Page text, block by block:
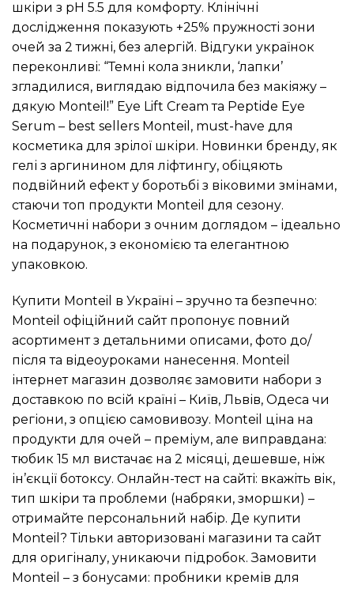
шкіри з pH 5.5 для комфорту. Клінічні
дослідження показують +25% пружності зони
очей за 2 тижні, без алергій. Відгуки українок
переконливі: “Темні кола зникли, ‘лапки’
згладилися, виглядаю відпочила без макіяжу –
дякую Monteil!” Eye Lift Cream та Peptide Eye
Serum – best sellers Monteil, must-have для
косметика для зрілої шкіри. Новинки бренду, як
гелі з аргинином для ліфтингу, обіцяють
подвійний ефект у боротьбі з віковими змінами,
стаючи топ продукти Monteil для сезону.
Косметичні набори з очним доглядом – ідеально
на подарунок, з економією та елегантною
упаковкою.
Купити Monteil в Україні – зручно та безпечно:
Monteil офіційний сайт пропонує повний
асортимент з детальними описами, фото до/
після та відеоуроками нанесення. Monteil
інтернет магазин дозволяє замовити набори з
доставкою по всій країні – Київ, Львів, Одеса чи
регіони, з опцією самовивозу. Monteil ціна на
продукти для очей – преміум, але виправдана:
тюбик 15 мл вистачає на 2 місяці, дешевше, ніж
ін’єкції ботоксу. Онлайн-тест на сайті: вкажіть вік,
тип шкіри та проблеми (набряки, зморшки) –
отримайте персональний набір. Де купити
Monteil? Тільки авторизовані магазини та сайт
для оригіналу, уникаючи підробок. Замовити
Monteil – з бонусами: пробники кремів для